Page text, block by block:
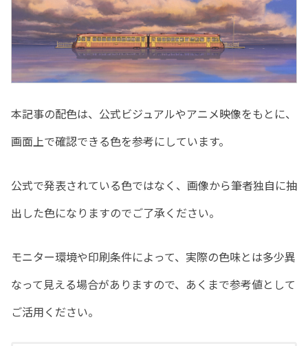
本記事の配色は、公式ビジュアルやアニメ映像をもとに、
画面上で確認できる色を参考にしています。
公式で発表されている色ではなく、画像から筆者独自に抽
出した色になりますのでご了承ください。
モニター環境や印刷条件によって、実際の色味とは多少異
なって見える場合がありますので、あくまで参考値として
ご活用ください。